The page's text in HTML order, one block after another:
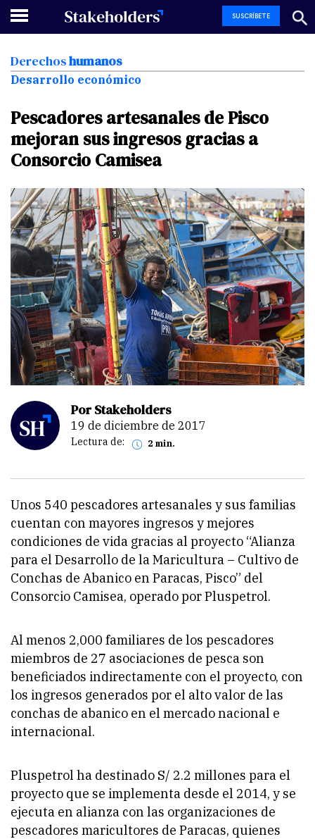
SUSCRÍBETE
Derechoshumanos
Desarrollo económico
Pescadores artesanales dePisco
mejoran susingresos gracias a
Consorcio Camisea
Por Stakeholders
19 de diciembre de 2017
Lectura de: 2 min.
Unos 540 pescadores artesanales y sus familias
cuentan con mayores ingresos y mejores
condiciones de vida gracias al proyecto “Alianza
para el Desarrollo de la Maricultura – Cultivo de
Conchas de Abanico en Paracas, Pisco” del
Consorcio Camisea, operado por Pluspetrol.
Al menos 2,000 familiares de los pescadores
miembros de 27 asociaciones de pesca son
beneficiados indirectamente con el proyecto, con
los ingresos generados por el alto valor de las
conchas de abanico en el mercado nacional e
internacional.
Pluspetrol ha destinado S/ 2.2 millones para el
proyecto que se implementa desde el 2014, y se
ejecuta en alianza con las organizaciones de
pescadores maricultores de Paracas, quienes